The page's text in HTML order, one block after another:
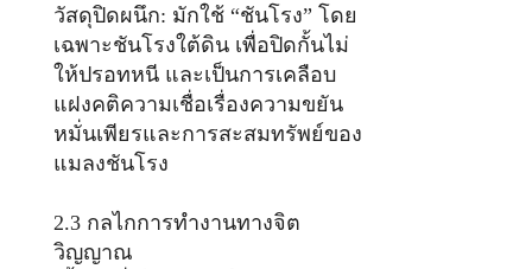
วัสดุปิดผนึก: มักใช้ “ชันโรง” โดย
เฉพาะชันโรงใต้ดิน เพื่อปิดกั้นไม่
ให้ปรอทหนี และเป็นการเคลือบ
แฝงคติความเชื่อเรื่องความขยัน
หมั่นเพียรและการสะสมทรัพย์ของ
แมลงชันโรง
2.3 กลไกการทำงานทางจิต
วิญญาณ